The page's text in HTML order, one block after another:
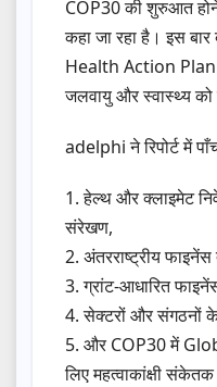
COP30 की शुरुआत
कहा जा रहा है। इस
Health Action Plan
जलवायु और स्वास्थ्य
adelphi ने रिपोर्ट में
1. हेल्थ और क्लाइमेट
संरेखण,
2. अंतरराष्ट्रीय
3. ग्रांट-आधारित
4. सेक्टरों और संगठनों
5. और COP30 में
लिए महत्वाकांक्षी